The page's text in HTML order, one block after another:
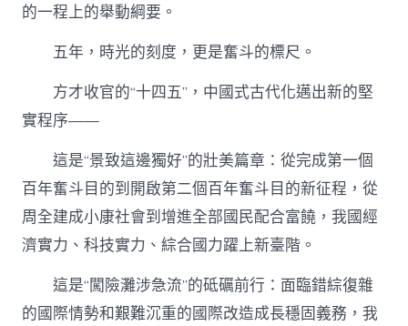
書
引
國
式
古
代
化
新
征
程〉
中
的一程上的舉動綱要。
五年，時光的刻度，更是奮斗的標尺。
方才收官的“十四五”，中國式古代化邁出新的堅
實程序——
這是“景致這邊獨好”的壯美篇章：從完成第一個
百年奮斗目的到開啟第二個百年奮斗目的新征程，從
周全建成小康社會到增進全部國民配合富饒，我國經
濟實力、科技實力、綜合國力躍上新臺階。
這是“闖險灘涉急流”的砥礪前行：面臨錯綜復雜
的國際情勢和艱難沉重的國際改造成長穩固義務，我